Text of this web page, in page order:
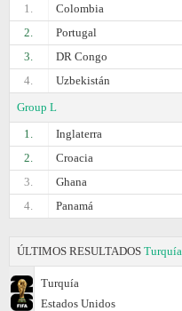
1.
Colombia
2.
Portugal
3.
DR Congo
4.
Uzbekistán
Group L
1.
Inglaterra
2.
Croacia
3.
Ghana
4.
Panamá
ÚLTIMOS RESULTADOS Turquía
Turquía
Estados Unidos